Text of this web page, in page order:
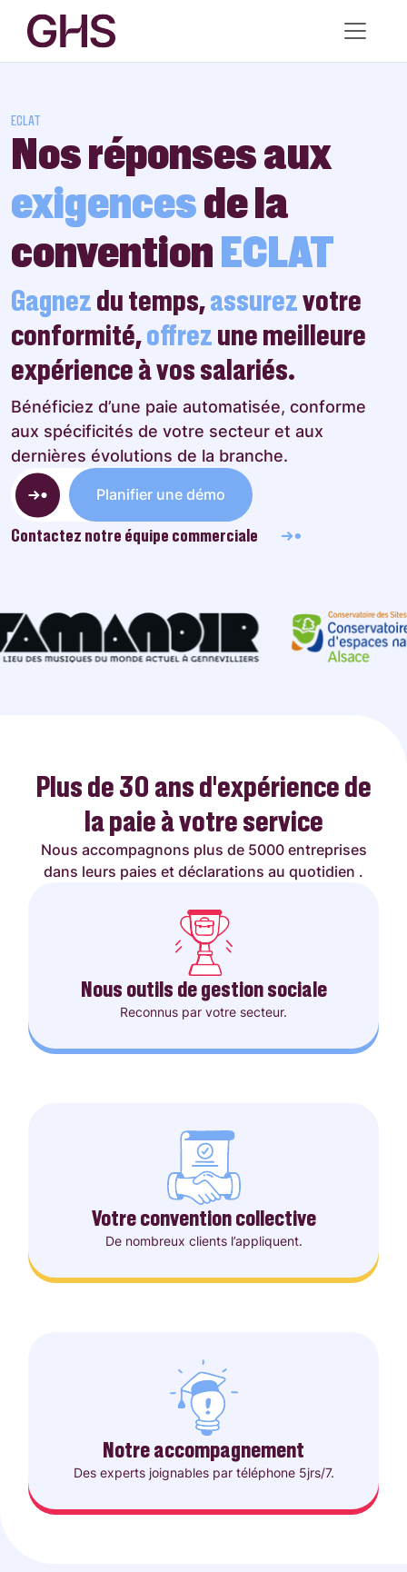
ECLAT
Nos réponses aux
exigencesde la
conventionECLAT
Gagnezdu temps,assurezvotre
conformité,offrezune meilleure
expérience à vos salariés.
Bénéficiez d’une paie automatisée, conforme
aux spécificités de votre secteur et aux
dernières évolutions de la branche.
Planifier une démo
Contactez notre équipe commerciale
Plus de 30 ans d’expérience de
la paie à votre service
Nous accompagnons plus de 5000 entreprises
dans leurs paies et déclarations au quotidien .
Nous outils de gestion sociale
Reconnus par votre secteur.
Votre convention collective
De nombreux clients l’appliquent.
Notre accompagnement
Des experts joignables par téléphone 5jrs/7.